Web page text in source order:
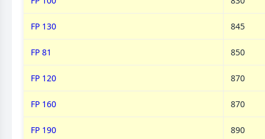
FP 130 845
FP 81 850
FP 120 870
FP 160 870
FP 190 890